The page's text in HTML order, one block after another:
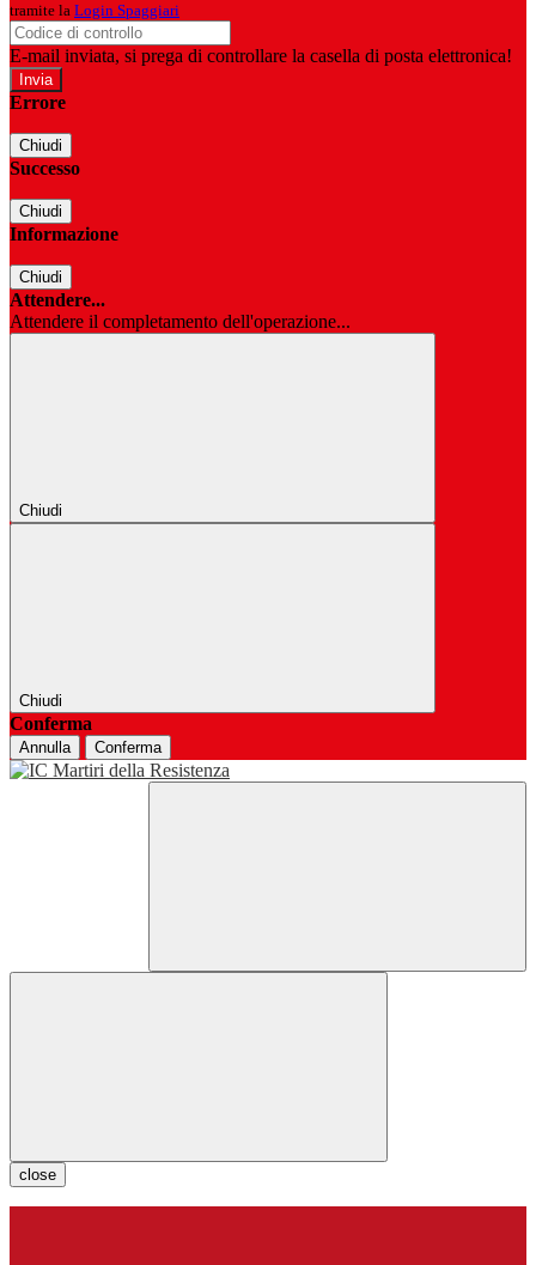
tramite la Login Spaggiari
E-mail inviata, si prega di controllare la casella di posta elettronica!
Errore
Chiudi
Successo
Chiudi
Informazione
Chiudi
Attendere...
Attendere il completamento dell'operazione...
Chiudi
Chiudi
Conferma
Annulla Conferma
close